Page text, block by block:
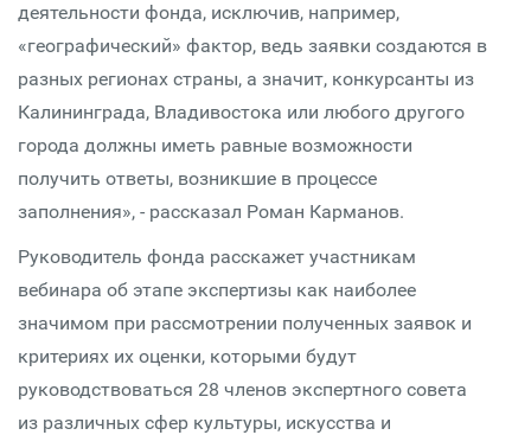
деятельности фонда, исключив, например,
«географический» фактор, ведь заявки создаются в
разных регионах страны, а значит, конкурсанты из
Калининграда, Владивостока или любого другого
города должны иметь равные возможности
получить ответы, возникшие в процессе
заполнения», - рассказал Роман Карманов.
Руководитель фонда расскажет участникам
вебинара об этапе экспертизы как наиболее
значимом при рассмотрении полученных заявок и
критериях их оценки, которыми будут
руководствоваться 28 членов экспертного совета
из различных сфер культуры, искусства и